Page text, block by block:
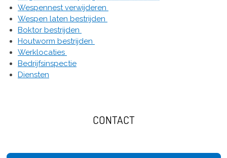
Wespennest verwijderen
Wespen laten bestrijden
Boktor bestrijden
Houtworm bestrijden
Werklocaties
Bedrijfsinspectie
Diensten
CONTACT